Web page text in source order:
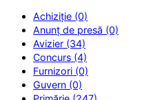
Achiziție (0)
Anunț de presă (0)
Avizier (34)
Concurs (4)
Furnizori (0)
Guvern (0)